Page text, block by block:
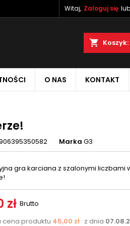
Witaj, Zaloguj się lub
Koszyk
O NAS KONTAKT
Marka G3
gra karciana z szalonymi liczbami
zł Brutto
cena produktu 45,00 zł z dnia